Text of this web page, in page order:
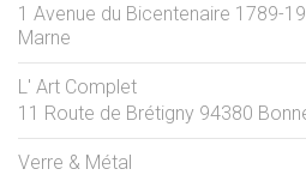
1 Avenue du Bicentenaire 1789-
Marne
L' Art Complet
11 Route de Brétigny 94380
Verre & Métal